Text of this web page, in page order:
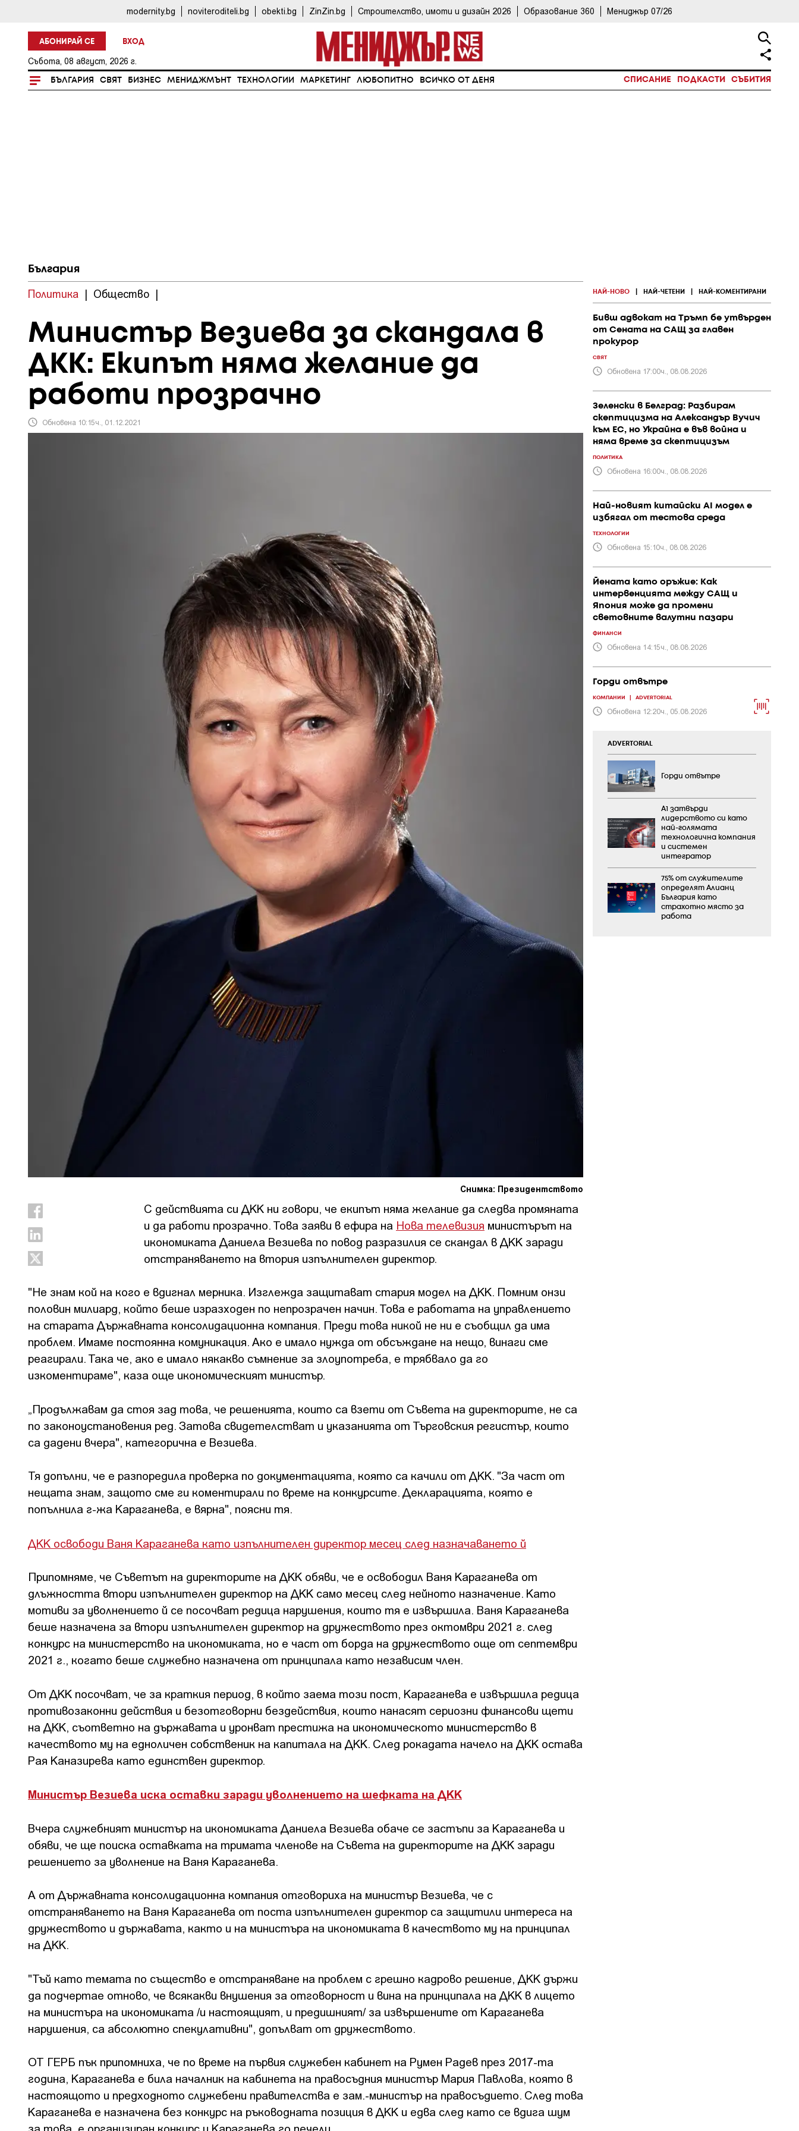
modernity.bg noviteroditeli.bg obekti.bg ZinZin.bg Строителство, имоти и дизайн 2026 Образование 360 Мениджър 07/26
АБОНИРАЙ СЕ ВХОД
Събота, 08 август, 2026 г.
БЪЛГАРИЯ СВЯТ БИЗНЕС МЕНИДЖМЪНТ ТЕХНОЛОГИИ МАРКЕТИНГ ЛЮБОПИТНО ВСИЧКО ОТ ДЕНЯ СПИСАНИЕ ПОДКАСТИ СЪБИТИЯ
България
Политика | Общество |
Министър Везиева за скандала в
ДКК: Екипът няма желание да
работи прозрачно
Обновена 10:15ч., 01.12.2021
Снимка: Президентството
С действията си ДКК ни говори, че екипът няма желание да следва промяната
и да работи прозрачно. Това заяви в ефира на Нова телевизия министърът на
икономиката Даниела Везиева по повод разразилия се скандал в ДКК заради
отстраняването на втория изпълнителен директор.
"Не знам кой на кого е вдигнал мерника. Изглежда защитават стария модел на ДКК. Помним онзи
половин милиард, който беше изразходен по непрозрачен начин. Това е работата на управлението
на старата Държавната консолидационна компания. Преди това никой не ни е съобщил да има
проблем. Имаме постоянна комуникация. Ако е имало нужда от обсъждане на нещо, винаги сме
реагирали. Така че, ако е имало някакво съмнение за злоупотреба, е трябвало да го
изкоментираме", каза още икономическият министър.
„Продължавам да стоя зад това, че решенията, които са взети от Съвета на директорите, не са
по законоустановения ред. Затова свидетелстват и указанията от Търговския регистър, които
са дадени вчера", категорична е Везиева.
Тя допълни, че е разпоредила проверка по документацията, която са качили от ДКК. "За част от
нещата знам, защото сме ги коментирали по време на конкурсите. Декларацията, която е
попълнила г-жа Караганева, е вярна", поясни тя.
ДКК освободи Ваня Караганева като изпълнителен директор месец след назначаването й
Припомняме, че Съветът на директорите на ДКК обяви, че е освободил Ваня Караганева от
длъжността втори изпълнителен директор на ДКК само месец след нейното назначение. Като
мотиви за уволнението й се посочват редица нарушения, които тя е извършила. Ваня Караганева
беше назначена за втори изпълнителен директор на дружеството през октомври 2021 г. след
конкурс на министерство на икономиката, но е част от борда на дружеството още от септември
2021 г., когато беше служебно назначена от принципала като независим член.
От ДКК посочват, че за краткия период, в който заема този пост, Караганева е извършила редица
противозаконни действия и безотговорни бездействия, които нанасят сериозни финансови щети
на ДКК, съответно на държавата и уронват престижа на икономическото министерство в
качеството му на едноличен собственик на капитала на ДКК. След рокадата начело на ДКК остава
Рая Каназирева като единствен директор.
Министър Везиева иска оставки заради уволнението на шефката на ДКК
Вчера служебният министър на икономиката Даниела Везиева обаче се застъпи за Караганева и
обяви, че ще поиска оставката на тримата членове на Съвета на директорите на ДКК заради
решението за уволнение на Ваня Караганева.
А от Държавната консолидационна компания отговориха на министър Везиева, че с
отстраняването на Ваня Караганева от поста изпълнителен директор са защитили интереса на
дружеството и държавата, както и на министъра на икономиката в качеството му на принципал
на ДКК.
"Тъй като темата по същество е отстраняване на проблем с грешно кадрово решение, ДКК държи
да подчертае отново, че всякакви внушения за отговорност и вина на принципала на ДКК в лицето
на министъра на икономиката /и настоящият, и предишният/ за извършените от Караганева
нарушения, са абсолютно спекулативни", допълват от дружеството.
ОТ ГЕРБ пък припомниха, че по време на първия служебен кабинет на Румен Радев през 2017-та
година, Караганева е била началник на кабинета на правосъдния министър Мария Павлова, която в
настоящото и предходното служебени правителства е зам.-министър на правосъдието. След това
Караганева е назначена без конкурс на ръководната позиция в ДКК и едва след като се вдига шум
НАЙ-НОВО НАЙ-ЧЕТЕНИ НАЙ-КОМЕНТИРАНИ
Бивш адвокат на Тръмп бе утвърден
от Сената на САЩ за главен
прокурор
СВЯТ
Обновена 17:00ч., 08.08.2026
Зеленски в Белград: Разбирам
скептицизма на Александър Вучич
към ЕС, но Украйна е във война и
няма време за скептицизъм
ПОЛИТИКА
Обновена 16:00ч., 08.08.2026
Най-новият китайски AI модел е
избягал от тестова среда
ТЕХНОЛОГИИ
Обновена 15:10ч., 08.08.2026
Йената като оръжие: Как
интервенцията между САЩ и
Япония може да промени
световните валутни пазари
ФИНАНСИ
Обновена 14:15ч., 08.08.2026
Горди отвътре
КОМПАНИИ ADVERTORIAL
Обновена 12:20ч., 05.08.2026
ADVERTORIAL
Горди отвътре
А1 затвърди
лидерството си като
най-голямата
технологична компания
и системен
интегратор
75% от служителите
определят Алианц
България като
страхотно място за
работа